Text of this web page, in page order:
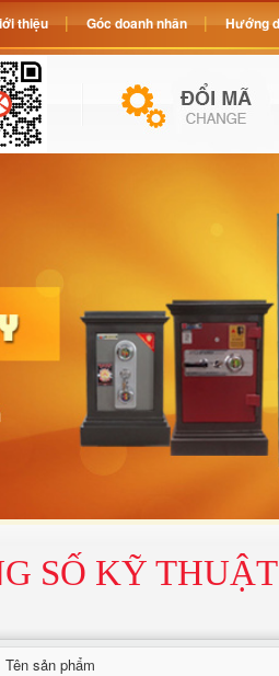
SỐ KỸ THUẬT
Tên sản phẩm
thiệu Góc doanh nhân Hướng